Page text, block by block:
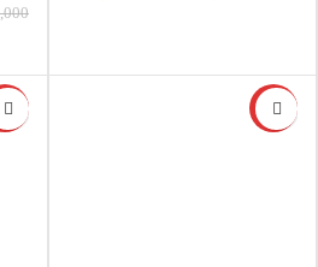
-6%
-6%